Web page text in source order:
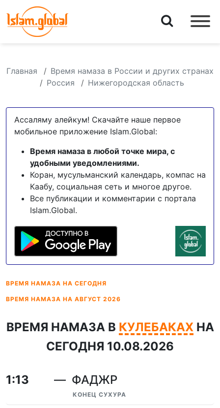
Главная
Время намаза в России и других странах
Россия
Нижегородская область
Ассаляму алейкум! Скачайте наше первое
мобильное приложение Islam.Global:
Время намаза в любой точке мира, с
удобными уведомлениями.
Коран, мусульманский календарь, компас на
Каабу, социальная сеть и многое другое.
Все публикации и комментарии с портала
Islam.Global.
ВРЕМЯ НАМАЗА НА СЕГОДНЯ
ВРЕМЯ НАМАЗА НА АВГУСТ 2026
ВРЕМЯ НАМАЗА В КУЛЕБАКАХНА
СЕГОДНЯ 10.08.2026
1:13 ФАДЖР
КОНЕЦ СУХУРА